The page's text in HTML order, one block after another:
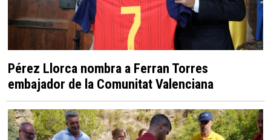
Pérez Llorca nombra a Ferran Torres
embajador de la Comunitat Valenciana